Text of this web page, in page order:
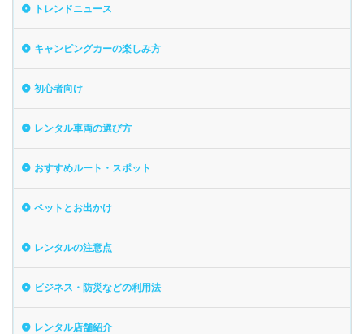
トレンドニュース
キャンピングカーの楽しみ方
初心者向け
レンタル車両の選び方
おすすめルート・スポット
ペットとお出かけ
レンタルの注意点
ビジネス・防災などの利用法
レンタル店舗紹介